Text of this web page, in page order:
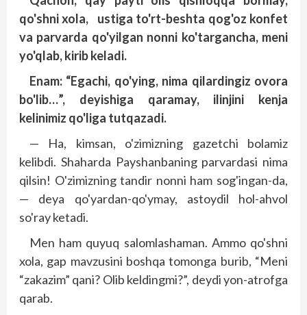
qo'shni xola, ustiga to'rt-beshta qog'oz konfet
va parvarda qo'yilgan nonni ko'targancha, meni
yo'qlab, kirib keladi.
Enam: “Egachi, qo'ying, nima qilardingiz ovora
bo'lib…”, de­yishiga qaramay, ilinjini kenja
kelinimiz qo'liga tutqazadi.
— Ha, kimsan, o'zimizning gazetchi bolamiz
kelibdi. Shaharda Payshanbaning parvardasi nima
qilsin! O'zimizning tandir nonni ham sog'ingan-da,
— deya qo'yardan-qo'ymay, astoydil hol-ahvol
so'ray ketadi.
Men ham quyuq salomlashaman. Ammo qo'shni
xola, gap mavzusini boshqa tomonga burib, “Meni
“zakazim” qani? Olib keldingmi?”, dey­di yon-atrofga
qarab.